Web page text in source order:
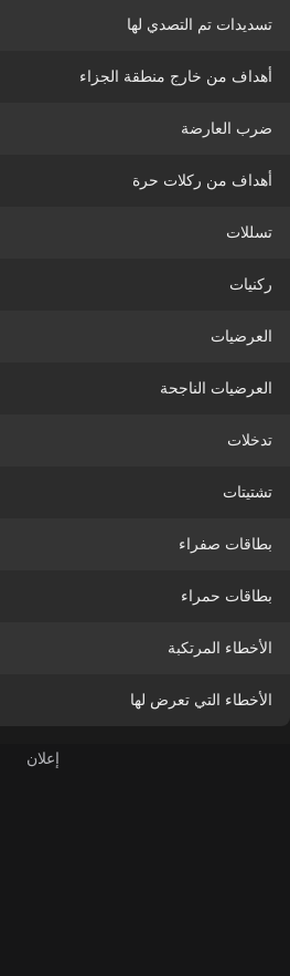
تسديدات تم التصدي لها
أهداف من خارج منطقة الجزاء
ضرب العارضة
أهداف من ركلات حرة
تسللات
ركنيات
العرضيات
العرضيات الناجحة
تدخلات
تشتيتات
بطاقات صفراء
بطاقات حمراء
الأخطاء المرتكبة
الأخطاء التي تعرض لها